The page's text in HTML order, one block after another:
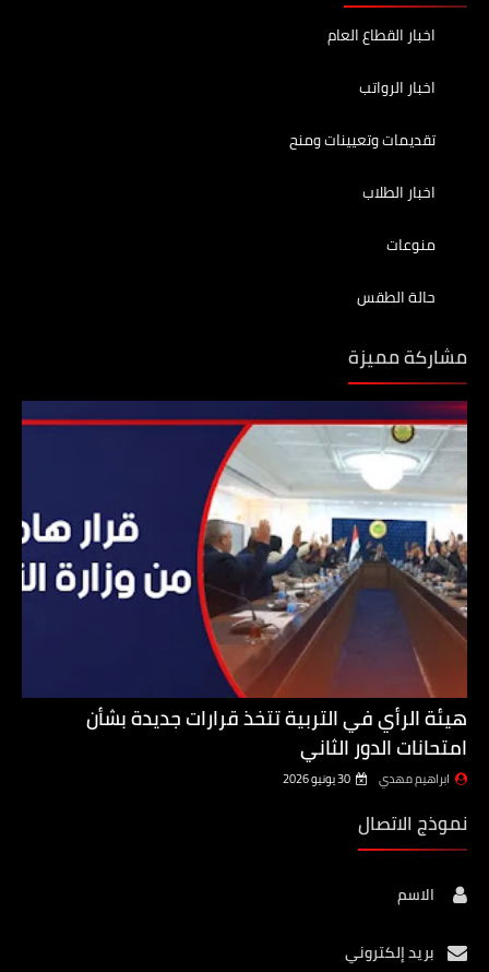
اخبار القطاع العام
اخبار الرواتب
تقديمات وتعيينات ومنح
اخبار الطلاب
منوعات
حالة الطقس
مشاركة مميزة
هيئة الرأي في التربية تتخذ قرارات جديدة بشأن
امتحانات الدور الثاني
ابراهيم مهدي 30 يونيو 2026
نموذج الاتصال
الاسم
بريد إلكتروني